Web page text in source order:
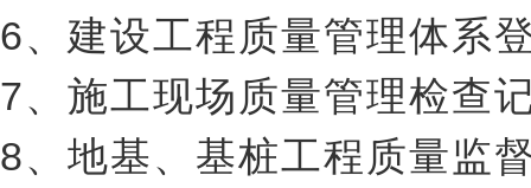
6、建设工程质量管理体系
7、施工现场质量管理检查
8、地基、基桩工程质量监